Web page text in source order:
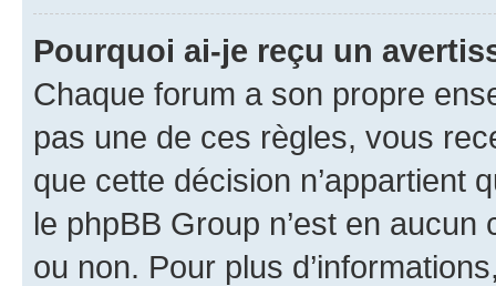
Pourquoi ai-je reçu un
Chaque forum a son propre
pas une de ces règles, vous
que cette décision n’appartient
le phpBB Group n’est en
ou non. Pour plus